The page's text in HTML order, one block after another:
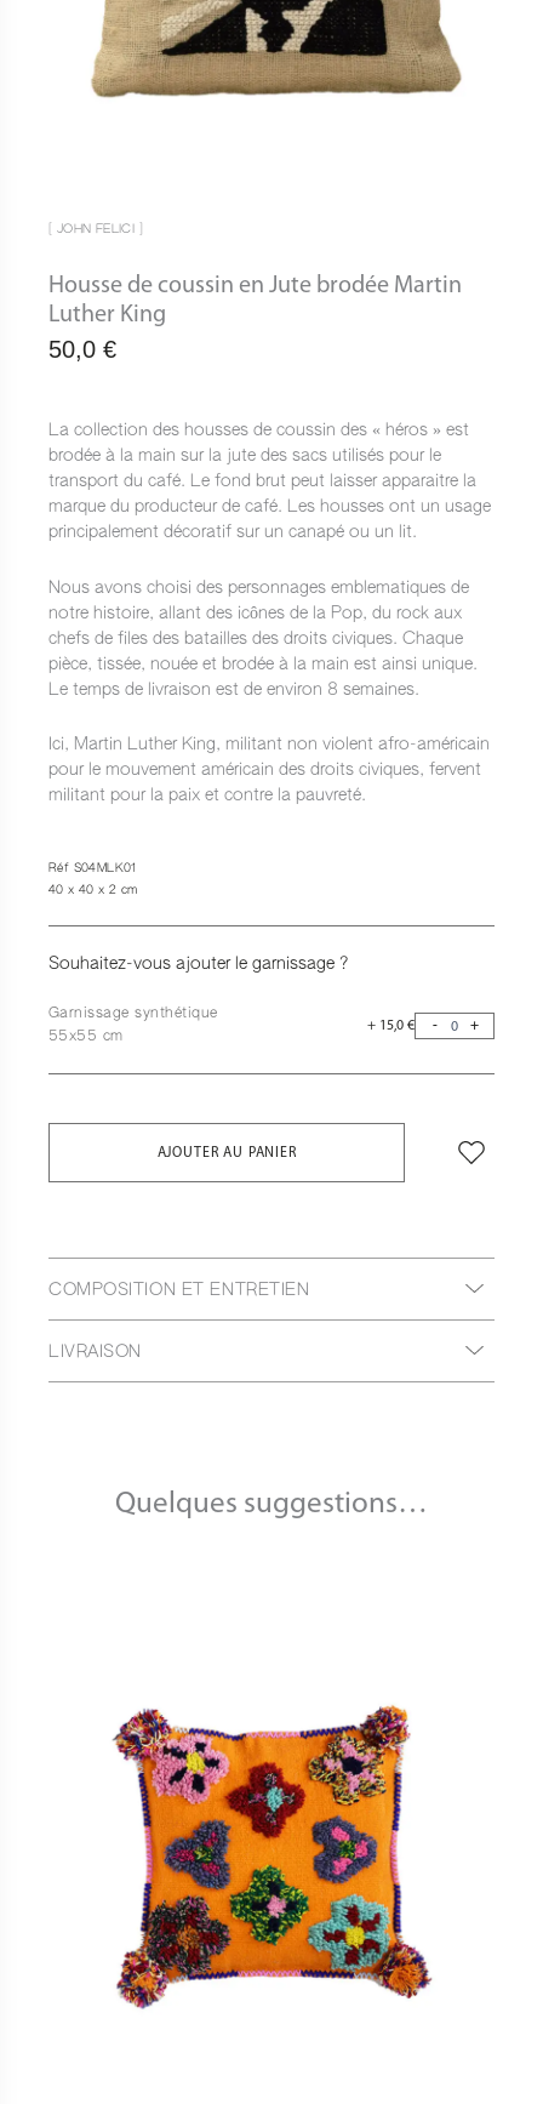
[ JOHN FELICI ]
Housse de coussin en Jute brodée Martin
Luther King
50,0 €
La collection des housses de coussin des « héros » est
brodée à la main sur la jute des sacs utilisés pour le
transport du café. Le fond brut peut laisser apparaitre la
marque du producteur de café. Les housses ont un usage
principalement décoratif sur un canapé ou un lit.
Nous avons choisi des personnages emblematiques de
notre histoire, allant des icônes de la Pop, du rock aux
chefs de files des batailles des droits civiques. Chaque
pièce, tissée, nouée et brodée à la main est ainsi unique.
Le temps de livraison est de environ 8 semaines.
Ici, Martin Luther King, militant non violent afro-américain
pour le mouvement américain des droits civiques, fervent
militant pour la paix et contre la pauvreté.
Réf S04MLK01
40 x 40 x 2 cm
Souhaitez-vous ajouter le garnissage ?
Garnissage synthétique
55x55 cm
+ 15,0 € - +
AJOUTER AU PANIER
COMPOSITION ET ENTRETIEN
LIVRAISON
Quelques suggestions…